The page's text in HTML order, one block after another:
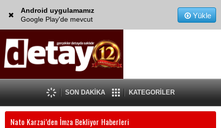
Android uygulamamız
Google Play'de mevcut
Yükle
SON DAKİKA KATEGORİLER
Nato Karzai’den İmza Bekliyor Haberleri